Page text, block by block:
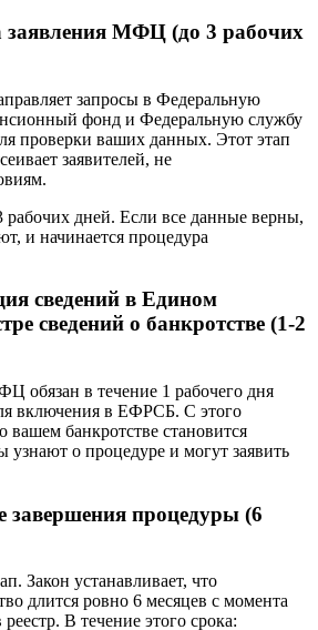
заявления МФЦ (до 3 рабочих
запросы в Федеральную
фонд и Федеральную службу
проверки ваших данных. Этот этап
заявителей, не
дней. Если все данные верны,
и начинается процедура
сведений в Едином
сведений о банкротстве (1-2
обязан в течение 1 рабочего дня
включения в ЕФРСБ. С этого
банкротстве становится
о процедуре и могут заявить
процедуры (6
Закон устанавливает, что
длится ровно 6 месяцев с момента
В течение этого срока: